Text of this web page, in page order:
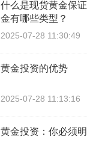
什么是现货黄金保
金有哪些类型？
2025-07-28 11:30:49
黄金投资的优势
2025-07-28 11:13:16
黄金投资：你必须